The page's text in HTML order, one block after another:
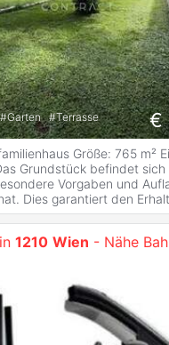
#Garten #Terrasse €
Größe: 765 m²
Grundstück befindet sich
Vorgaben und
Dies garantiert den Erhalt
1210 Wien - Nähe